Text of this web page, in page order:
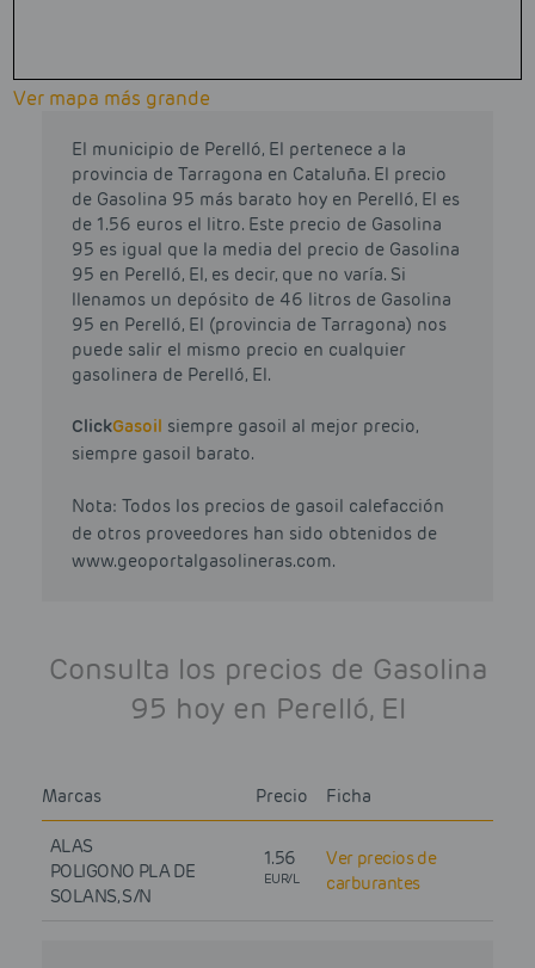
Ver mapa más grande
El municipio de Perelló, El pertenece a la
provincia de Tarragona en Cataluña. El precio
de Gasolina 95 más barato hoy en Perelló, El es
de 1.56 euros el litro. Este precio de Gasolina
95 es igual que la media del precio de Gasolina
95 en Perelló, El, es decir, que no varía. Si
llenamos un depósito de 46 litros de Gasolina
95 en Perelló, El (provincia de Tarragona) nos
puede salir el mismo precio en cualquier
gasolinera de Perelló, El.
ClickGasoil siempre gasoil al mejor precio,
siempre gasoil barato.
Nota: Todos los precios de gasoil calefacción
de otros proveedores han sido obtenidos de
www.geoportalgasolineras.com.
Consulta los precios de Gasolina
95 hoy en Perelló, El
Marcas Precio Ficha
ALAS
POLIGONO PLA DE
SOLANS, S/N
1.56
EUR/L
Ver precios de
carburantes